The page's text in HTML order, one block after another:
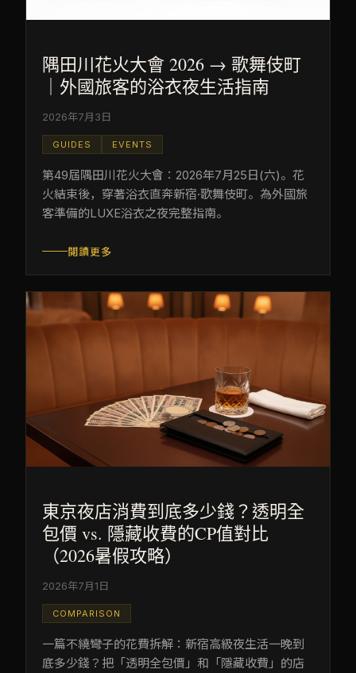
隅田川花火大會 2026 → 歌舞伎町
｜外國旅客的浴衣夜生活指南
2026年7月3日
GUIDES EVENTS
第49屆隅田川花火大會：2026年7月25日(六)。花
火結束後，穿著浴衣直奔新宿·歌舞伎町。為外國旅
客準備的LUXE浴衣之夜完整指南。
閱讀更多
東京夜店消費到底多少錢？透明全
包價 vs. 隱藏收費的CP值對比
（2026暑假攻略）
2026年7月1日
COMPARISON
一篇不繞彎子的花費拆解：新宿高級夜生活一晚到
底多少錢？把「透明全包價」和「隱藏收費」的店